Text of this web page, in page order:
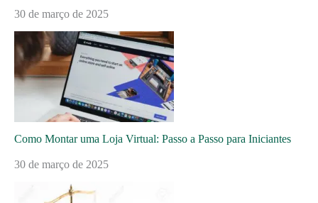
30 de março de 2025
Como Montar uma Loja Virtual: Passo a Passo para Iniciantes
30 de março de 2025